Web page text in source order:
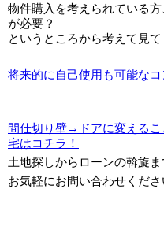
物件購入を考えられている
が必要？
というところから考えて見て
将来的に自己使用も可能な
間仕切り壁→ドアに変える
宅はコチラ！
土地探しからローンの斡旋ま
お気軽にお問い合わせくださ